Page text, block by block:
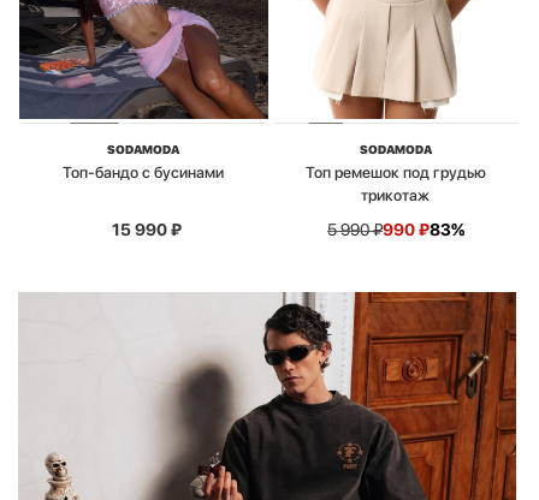
SODAMODA
Топ-бандо с бусинами
15 990₽
SODAMODA
Топ ремешок под грудью
трикотаж
5 990₽990₽83%